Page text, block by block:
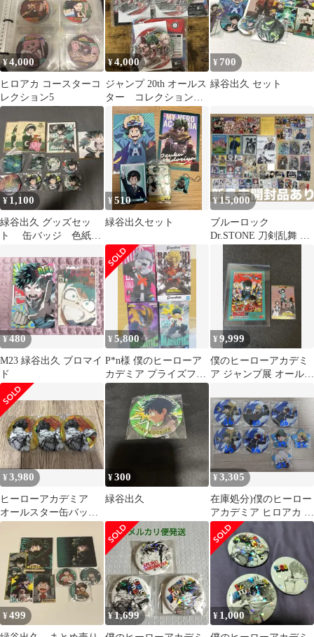
¥4,000
ヒロアカ コースターコ
レクション5
¥4,000
ジャンプ 20th オールス
ター コレクション缶
バッジ ヒロアカ 集
合
¥ 700
緑谷出久 セット
¥ 1,100
緑谷出久 グッズセッ
ト 缶バッジ 色紙
¥510
緑谷出久セット
¥15,000
ブルーロック
Dr.STONE 刀剣乱舞 ア
クスタ ファイル グッズ
セット
¥480
M23 緑谷出久 ブロマイ
ド
¥5,800
P*n様 僕のヒーローア
カデミア プライズフィ
ギュア まとめ売り 300
円スター
¥9,999
僕のヒーローアカデミ
ア ジャンプ展 オールス
ン
¥3,980
ヒーローアカデミア
オールスター缶バッジ
BIG 緑谷出久
¥300
緑谷出久
¥3,305
在庫処分)僕のヒーロー
アカデミア ヒロアカ ス
カイ ツリー 缶バッジ
緑 谷出久 爆豪 勝己 轟
¥499 ¥1,699 ¥ 1,000